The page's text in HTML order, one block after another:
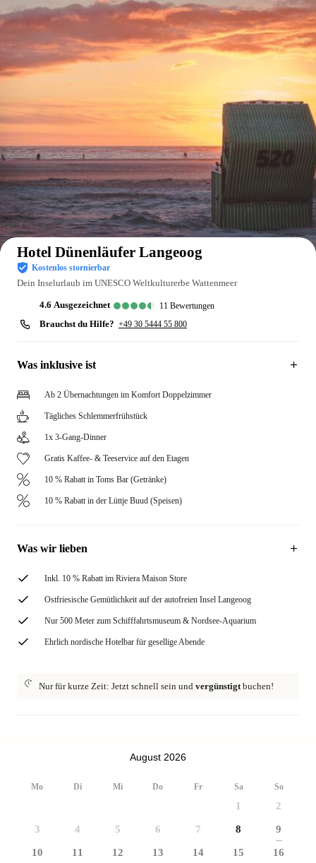
Auf der Karte anzeigen
Hotel Dünenläufer Langeoog
Kostenlos stornierbar
Dein Inselurlaub im UNESCO Weltkulturerbe Wattenmeer
4.6 ausgezeichnet 11 Bewertungen
Brauchst du Hilfe? +49 30 5444 55 800
Was inklusive ist
Ab 2 Übernachtungen im Komfort Doppelzimmer
Tägliches Schlemmerfrühstück
1x 3-Gang-Dinner
Gratis Kaffee- & Teeservice auf den Etagen
10 % Rabatt in Toms Bar (Getränke)
10 % Rabatt in der Lüttje Buud (Speisen)
Was wir lieben
Inkl. 10 % Rabatt im Riviera Maison Store
Ostfriesische Gemütlichkeit auf der autofreien Insel Langeoog
Nur 500 Meter zum Schifffahrtsmuseum & Nordsee-Aquarium
Ehrlich nordische Hotelbar für gesellige Abende
Nur für kurze Zeit: Jetzt schnell sein und vergünstigtbuchen!
August 2026
Mo Di Mi Do Fr Sa So
1 2
3 4 5 6 7 8 9
---
10 11 12 13 14 15 16